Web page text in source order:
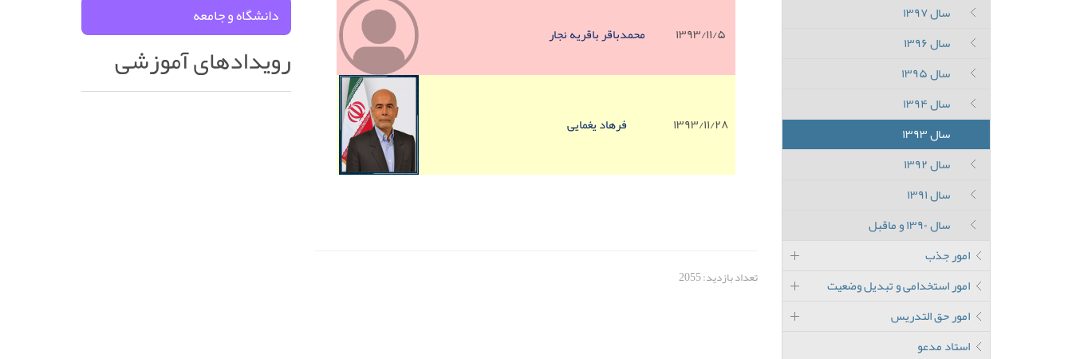
سال ۱۳۹۷
سال ۱۳۹۶
سال ۱۳۹۵
سال ۱۳۹۴
سال ۱۳۹۳
سال ۱۳۹۲
سال ۱۳۹۱
سال ۱۳۹۰ و ماقبل
امور جذب
امور استخدامی و تبدیل وضعیت
امور حق التدریس
استاد مدعو
۱۳۹۳/۱۱/۵ محمدباقر باقریه نجار
۱۳۹۳/۱۱/۲۸ فرهاد یغمایی
تعداد بازدید: 2055
دانشگاه و جامعه
رویدادهای آموزشی